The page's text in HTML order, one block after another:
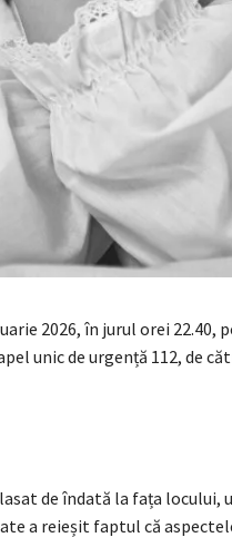
2026, în jurul orei 22.40,
unic de urgență 112, de
de îndată la fața locului,
a reieșit faptul că